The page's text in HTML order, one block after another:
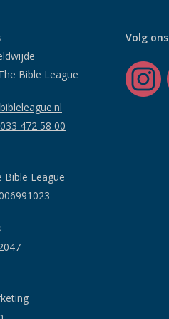
Bible League
033 472 58 00
Bible League
Volg